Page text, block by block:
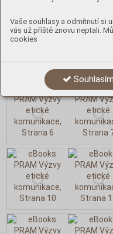
Vaše souhlasy a odmítnutí si
vás už příště znovu neptali.
cookies
Souhlasím